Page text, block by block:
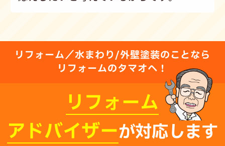
リフォーム／水まわり/外壁塗装のことなら
リフォームのタマオへ！
リフォーム
アドバイザーが対応します